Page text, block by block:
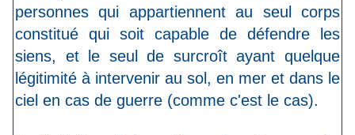
personnes qui appartiennent au seul corps
constitué qui soit capable de défendre les
siens, et le seul de surcroît ayant quelque
légitimité à intervenir au sol, en mer et dans le
ciel en cas de guerre (comme c'est le cas).